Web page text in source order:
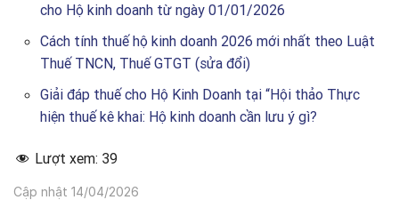
cho Hộ kinh doanh từ ngày 01/01/2026
Cách tính thuế hộ kinh doanh 2026 mới nhất theo Luật
Thuế TNCN, Thuế GTGT (sửa đổi)
Giải đáp thuế cho Hộ Kinh Doanh tại “Hội thảo Thực
hiện thuế kê khai: Hộ kinh doanh cần lưu ý gì?
Lượt xem: 39
Cập nhật 14/04/2026